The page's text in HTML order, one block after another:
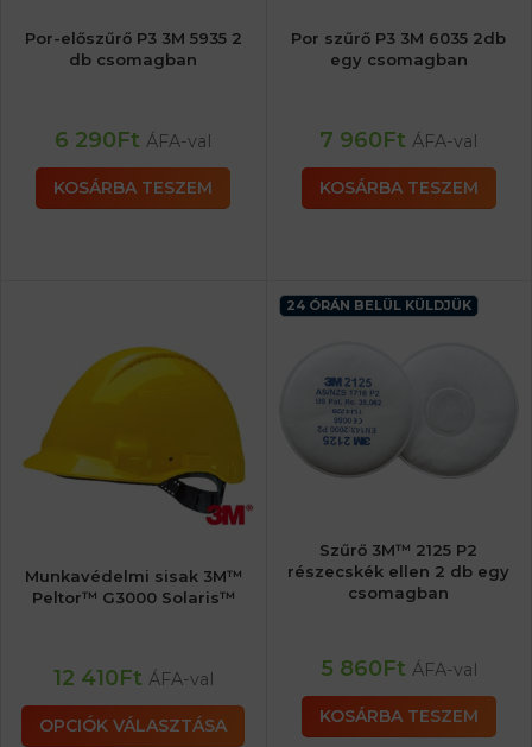
Por-előszűrő P3 3M 5935 2
db csomagban
6 290Ft ÁFA-val
KOSÁRBA TESZEM
Por szűrő P3 3M 6035 2db
egy csomagban
7 960Ft ÁFA-val
KOSÁRBA TESZEM
Munkavédelmi sisak 3M™
Peltor™ G3000 Solaris™
12 410Ft ÁFA-val
OPCIÓK VÁLASZTÁSA
24 ÓRÁN BELÜL KÜLDJÜK
Szűrő 3M™ 2125 P2
részecskék ellen 2 db egy
csomagban
5 860Ft ÁFA-val
KOSÁRBA TESZEM